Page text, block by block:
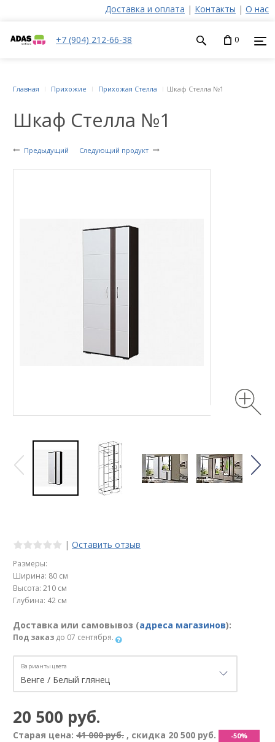
Доставка и оплата | Контакты | О нас
+7 (904) 212-66-38 0
Шкаф Стелла №1
Предыдущий Следующий продукт
Главная Прихожие Прихожая Стелла Шкаф Стелла №1
| Оставить отзыв
Размеры:
Ширина: 80 см
Высота: 210 см
Глубина: 42 см
Доставка или самовывоз (адреса магазинов):
Под заказ до 07 сентября.
Варианты цвета
20 500 руб.
Старая цена: 41 000 руб. , скидка 20 500 руб. -50%